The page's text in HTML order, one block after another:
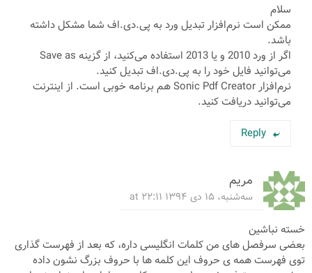
سلام
ممکن است نرم‌افزار تبدیل ورد به پی.دی.اف شما مشکل داشته
باشد.
اگر از ورد 2010 و یا 2013 استفاده می‌کنید، از گزینه Save as
می‌توانید فایل خود را به پی.دی.اف تبدیل کنید.
نرم‌افزار Sonic Pdf Creator هم برنامه خوبی است. از اینترنت
می‌توانید دریافت کنید.
Reply
مریم
سه‌شنبه، ۱۵ دی ۱۳۹۴ at ۲۲:۱۱
خسته نباشین
بعضی سرفصل های من کلمات انگلیسی داره، که بعد از فهرست گذاری
توی فهرست همه ی حروف این کلمه ها با حروف بزرگ نشون داده